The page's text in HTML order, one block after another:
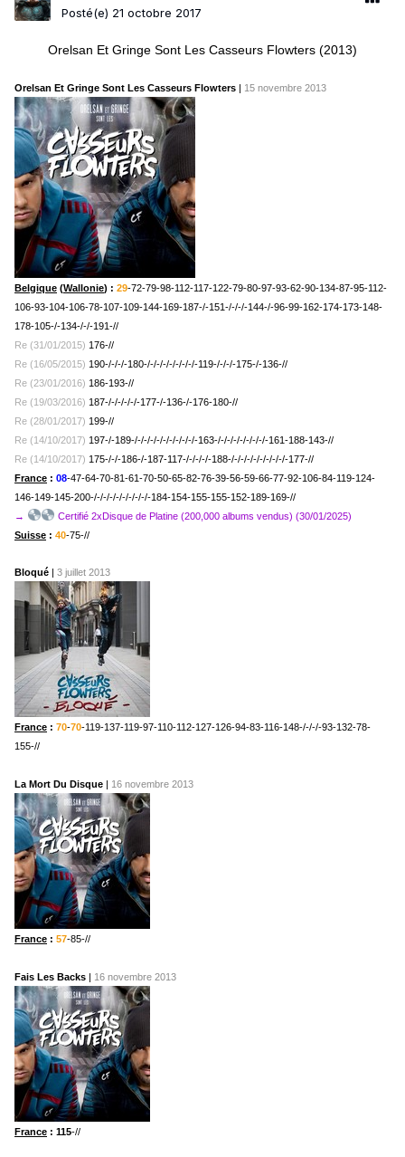
Posté(e) 21 octobre 2017
Orelsan Et Gringe Sont Les Casseurs Flowters (2013)
Orelsan Et Gringe Sont Les Casseurs Flowters 15 novembre 2013
Belgique (Wallonie) : 29-72-79-98-112-117-122-79-80-97-93-62-90-134-87-95-112-
106-93-104-106-78-107-109-144-169-187-/-151-/-/-/-144-/-96-99-162-174-173-148-
178-105-/-134-/-/-191-//
Re (31/01/2015) 176-//
Re (16/05/2015) 190-/-/-/-180-/-/-/-/-/-/-/-/-1 19-/-/-/-175-/-136-//
Re (23/01/2016) 186-193-//
Re (19/03/2016) 187-/-/-/-/-/-177-/-136-/-176-180-//
Re (28/01/2017) 199-//
Re (14/10/2017) 197-/-189-/-/-/-/-/-/-/-/-/-/-163-/-/-/-/-/-/-/-/-161-188-143-//
Re (14/10/2017) 175-/-/-186-/-187-117-/-/-/-/-188-/-/-/-/-/-/-/-/-/-177-//
France : 08-47-64-70-81-61-70-50-65-82-76-39-56-59-66-77-92-106-84-119-124-
146-149-145-200-/-/-/-/-/-/-/-/-/-184-154-155-155-152-189-169-//
→
Certifié 2xDisque de Platine (200,000 albums vendus) (30/01/2025)
Suisse : 40-75-//
Bloqué 3 juillet 2013
France : 70-70-119-137-119-97-110-112-127-126-94-83-116-148-/-/-/-93-132-78-
155-//
La Mort Du Disque 16 novembre 2013
France : 57-85-//
Fais Les Backs 16 novembre 2013
France : 115-//